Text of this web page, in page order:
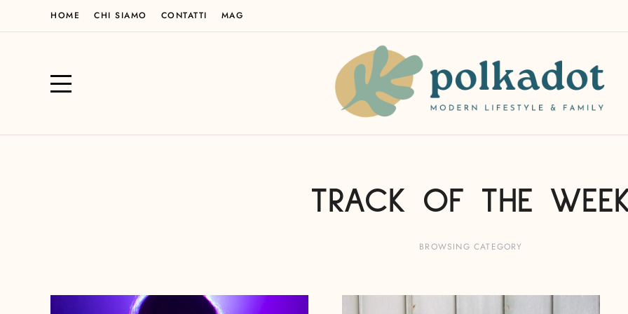
HOME CHI SIAMO CONTATTI MAG
TRACK OF THE
BROWSING CATEGORY